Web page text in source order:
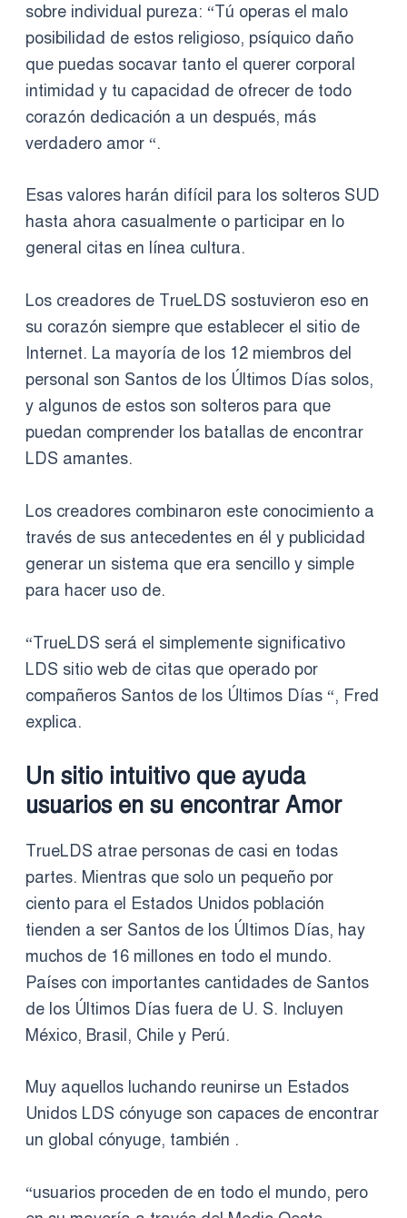
sobre individual pureza: “Tú operas el malo
posibilidad de estos religioso, psíquico daño
que puedas socavar tanto el querer corporal
intimidad y tu capacidad de ofrecer de todo
corazón dedicación a un después, más
verdadero amor “.
Esas valores harán difícil para los solteros SUD
hasta ahora casualmente o participar en lo
general citas en línea cultura.
Los creadores de TrueLDS sostuvieron eso en
su corazón siempre que establecer el sitio de
Internet. La mayoría de los 12 miembros del
personal son Santos de los Últimos Días solos,
y algunos de estos son solteros para que
puedan comprender los batallas de encontrar
LDS amantes.
Los creadores combinaron este conocimiento a
través de sus antecedentes en él y publicidad
generar un sistema que era sencillo y simple
para hacer uso de.
“TrueLDS será el simplemente significativo
LDS sitio web de citas que operado por
compañeros Santos de los Últimos Días “, Fred
explica.
Un sitio intuitivo que ayuda
usuarios en su encontrar Amor
TrueLDS atrae personas de casi en todas
partes. Mientras que solo un pequeño por
ciento para el Estados Unidos población
tienden a ser Santos de los Últimos Días, hay
muchos de 16 millones en todo el mundo.
Países con importantes cantidades de Santos
de los Últimos Días fuera de U. S. Incluyen
México, Brasil, Chile y Perú.
Muy aquellos luchando reunirse un Estados
Unidos LDS cónyuge son capaces de encontrar
un global cónyuge, también .
“usuarios proceden de en todo el mundo, pero